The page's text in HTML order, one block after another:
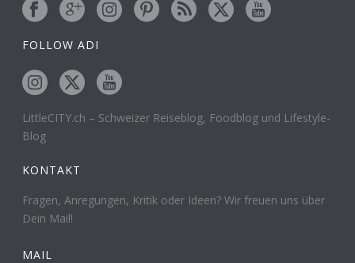
FOLLOW ADI
LittleCITY.ch – Schweizer Reiseblog, Foodblog und Lifestyle-
Blog
KONTAKT
Fragen, Anregungen, Kritik oder Ideen? Wir freuen uns über
Dein Mail!
MAIL